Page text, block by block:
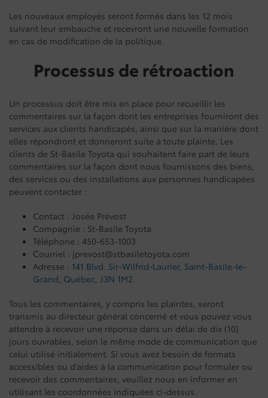
Les nouveaux employés seront formés dans les 12 mois
suivant leur embauche et recevront une nouvelle formation
en cas de modification de la politique.
Processus de rétroaction
Un processus doit être mis en place pour recueillir les
commentaires sur la façon dont les entreprises fourniront des
services aux clients handicapés, ainsi que sur la manière dont
elles répondront et donneront suite à toute plainte. Les
clients de St-Basile Toyota qui souhaitent faire part de leurs
commentaires sur la façon dont nous fournissons des biens,
des services ou des installations aux personnes handicapées
peuvent contacter :
Contact : Josée Prévost
Compagnie : St-Basile Toyota
Téléphone : 450-653-1003
Courriel : jprevost@stbasiletoyota.com
Adresse : 141 Blvd. Sir-Wilfrid-Laurier, Saint-Basile-le-
Grand, Québec, J3N 1M2
Tous les commentaires, y compris les plaintes, seront
transmis au directeur général concerné et vous pouvez vous
attendre à recevoir une réponse dans un délai de dix (10)
jours ouvrables, selon le même mode de communication que
celui utilisé initialement. Si vous avez besoin de formats
accessibles ou d’aides à la communication pour formuler ou
recevoir des commentaires, veuillez nous en informer en
utilisant les coordonnées indiquées ci-dessus.